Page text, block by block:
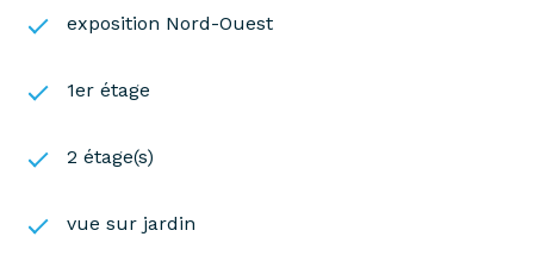
exposition Nord-Ouest
1er étage
2 étage(s)
vue sur jardin